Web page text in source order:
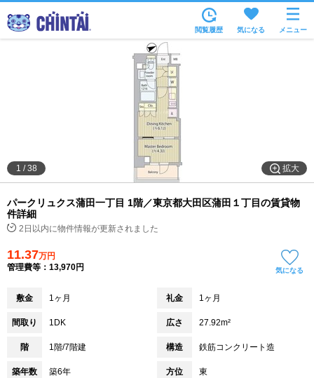
沿線・駅から
住所から
家賃相場から
通勤通学時間から
物件特集から
不動産会社から
TOP
閲覧履歴 気になる メニュー
拡大
1 /38
パークリュクス蒲田一丁目 1階／東京都大田区蒲田１丁目の賃貸物
件詳細
2日以内に物件情報が更新されました
11.37万円
管理費等：13,970円
気になる
敷金 1ヶ月 礼金 1ヶ月
間取り 1DK 広さ 27.92m²
階 1階/7階建 構造 鉄筋コンクリート造
築年数 築6年 方位 東